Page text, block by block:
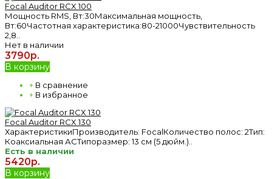
Focal Auditor RCX 100
Мощность RMS, Вт:30Максимальная мощность,
Вт:60Частотная характеристика:80-21000Чувствительность
2,8..
Нет в наличии
3790р.
В корзину
+ В сравнение
+ В избранное
Focal Auditor RCX 130
ХарактеристикиПроизводитель: FocalКоличество полос: 2Тип:
Коаксиальная АСТипоразмер: 13 см (5 дюйм.)..
Есть в наличии
5420р.
В корзину